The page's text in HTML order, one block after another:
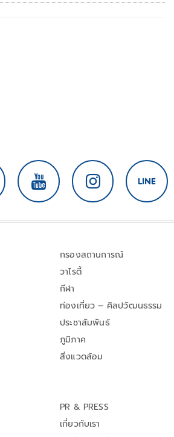
กรองสถานการณ์
วาไรตี้
กีฬา
ท่องเที่ยว – ศิลปวัฒนธรรม
ประชาสัมพันธ์
ภูมิภาค
สิ่งแวดล้อม
PR & PRESS
เกี่ยวกับเรา